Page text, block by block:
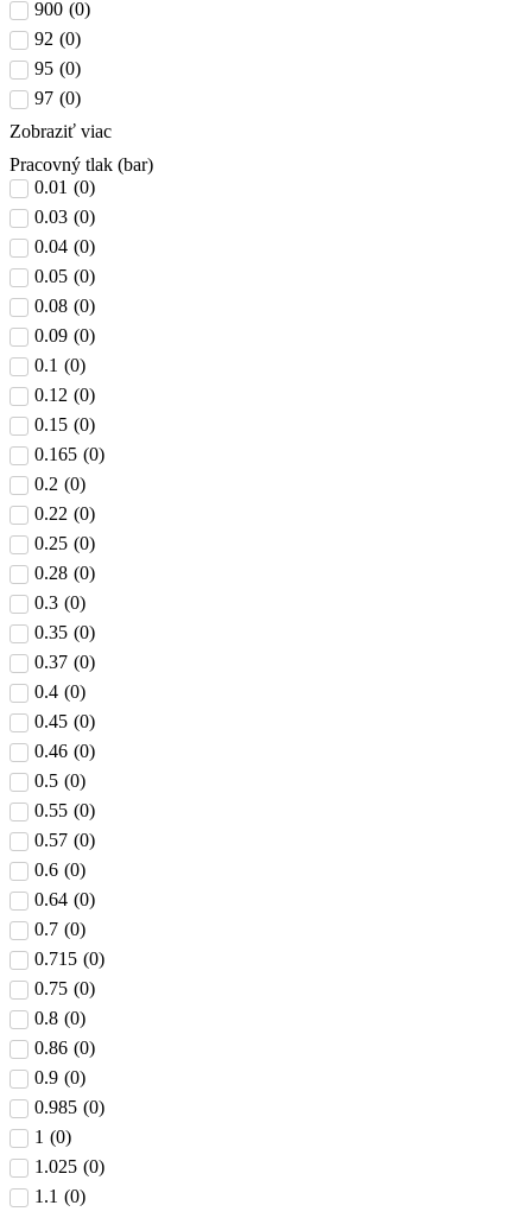
900 (0)
92 (0)
95 (0)
97 (0)
Zobraziť viac
Pracovný tlak (bar)
0.01 (0)
0.03 (0)
0.04 (0)
0.05 (0)
0.08 (0)
0.09 (0)
0.1 (0)
0.12 (0)
0.15 (0)
0.165 (0)
0.2 (0)
0.22 (0)
0.25 (0)
0.28 (0)
0.3 (0)
0.35 (0)
0.37 (0)
0.4 (0)
0.45 (0)
0.46 (0)
0.5 (0)
0.55 (0)
0.57 (0)
0.6 (0)
0.64 (0)
0.7 (0)
0.715 (0)
0.75 (0)
0.8 (0)
0.86 (0)
0.9 (0)
0.985 (0)
1 (0)
1.025 (0)
1.1 (0)